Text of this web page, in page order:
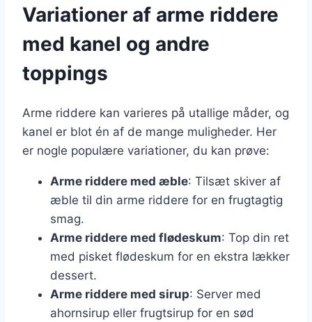
Variationer af arme riddere
med kanel og andre
toppings
Arme riddere kan varieres på utallige måder, og
kanel er blot én af de mange muligheder. Her
er nogle populære variationer, du kan prøve:
Arme riddere med æble: Tilsæt skiver af
æble til din arme riddere for en frugtagtig
smag.
Arme riddere med flødeskum: Top din ret
med pisket flødeskum for en ekstra lækker
dessert.
Arme riddere med sirup: Server med
ahornsirup eller frugtsirup for en sød